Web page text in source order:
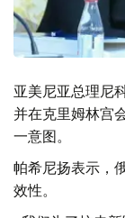
亚美尼亚总理尼
并在克里姆林宫
一意图。
帕希尼扬表示，
效性。